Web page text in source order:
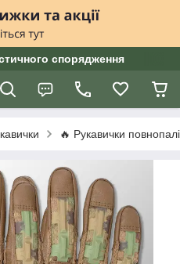
спорядження
🔥 Рукавички